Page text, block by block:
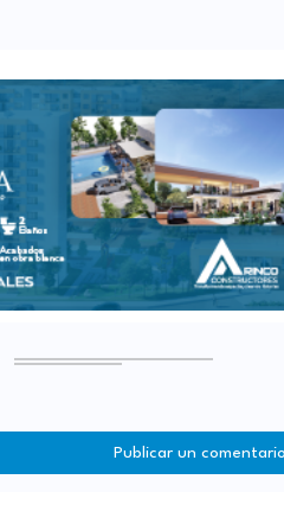
Publicar un